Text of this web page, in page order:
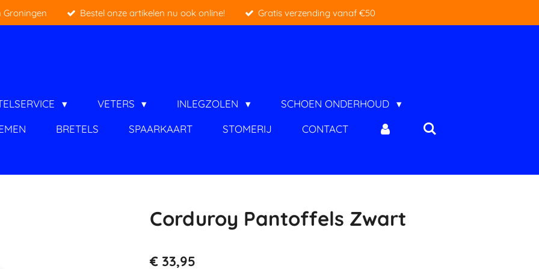
Bestel onze artikelen nu ook online! Gratis verzending vanaf €50
VETERS INLEGZOLEN
SCHOEN ONDERHOUD
BRETELS SPAARKAART STOMERIJ CONTACT
Corduroy Pantoffels Zwart
€ 33,95